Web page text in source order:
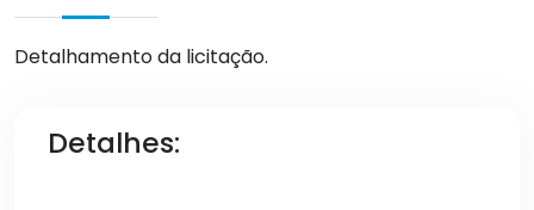
Detalhamento da licitação.
Detalhes: